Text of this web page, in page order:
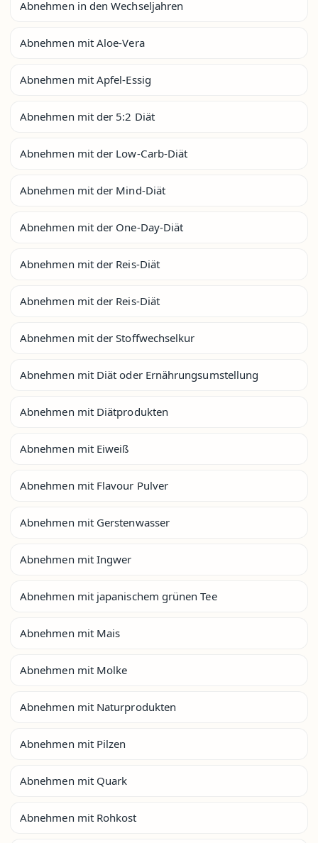
Abnehmen in den Wechseljahren
Abnehmen mit Aloe-Vera
Abnehmen mit Apfel-Essig
Abnehmen mit der 5:2 Diät
Abnehmen mit der Low-Carb-Diät
Abnehmen mit der Mind-Diät
Abnehmen mit der One-Day-Diät
Abnehmen mit der Reis-Diät
Abnehmen mit der Reis-Diät
Abnehmen mit der Stoffwechselkur
Abnehmen mit Diät oder Ernährungsumstellung
Abnehmen mit Diätprodukten
Abnehmen mit Eiweiß
Abnehmen mit Flavour Pulver
Abnehmen mit Gerstenwasser
Abnehmen mit Ingwer
Abnehmen mit japanischem grünen Tee
Abnehmen mit Mais
Abnehmen mit Molke
Abnehmen mit Naturprodukten
Abnehmen mit Pilzen
Abnehmen mit Quark
Abnehmen mit Rohkost